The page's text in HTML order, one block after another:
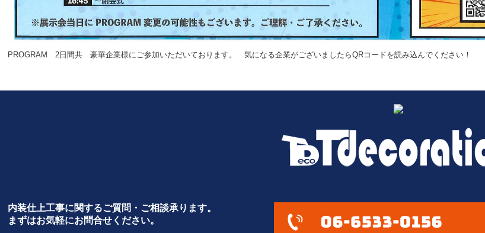
PROGRAM 2日間共 豪華企業様にご参加いただいております。 気になる企業がございましたらQRコードを読み込んでください！
内装仕上工事に関するご質問・ご相談承ります。
まずはお気軽にお問合せください。